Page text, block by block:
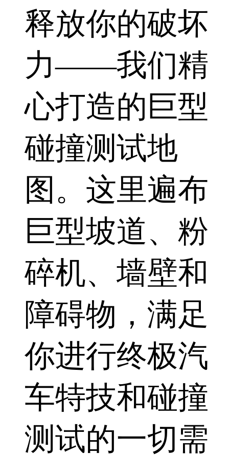
释放你的破坏
力——我们精
心打造的巨型
碰撞测试地
图。这里遍布
巨型坡道、粉
碎机、墙壁和
障碍物，满足
你进行终极汽
车特技和碰撞
测试的一切需